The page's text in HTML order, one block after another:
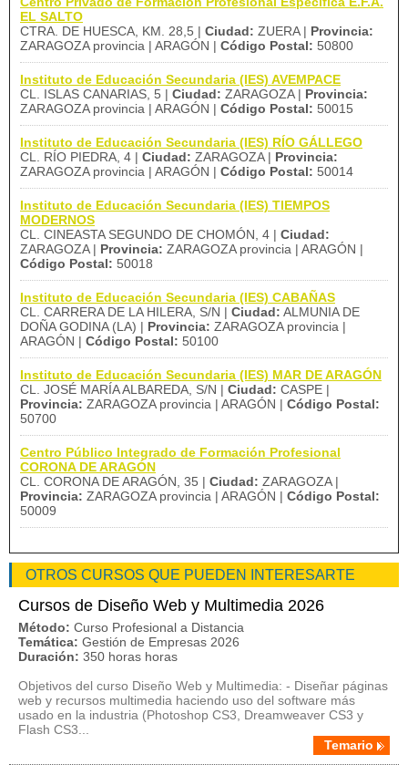
EL SALTO
CTRA. DE HUESCA, KM. 28,5 | Ciudad: ZUERA | Provincia:
ZARAGOZA provincia | ARAGÓN | Código Postal: 50800
Instituto de Educación Secundaria (IES) AVEMPACE
CL. ISLAS CANARIAS, 5 | Ciudad: ZARAGOZA | Provincia:
ZARAGOZA provincia | ARAGÓN | Código Postal: 50015
Instituto de Educación Secundaria (IES) RÍO GÁLLEGO
CL. RÍO PIEDRA, 4 | Ciudad: ZARAGOZA | Provincia:
ZARAGOZA provincia | ARAGÓN | Código Postal: 50014
Instituto de Educación Secundaria (IES) TIEMPOS
MODERNOS
CL. CINEASTA SEGUNDO DE CHOMÓN, 4 | Ciudad:
ZARAGOZA | Provincia: ZARAGOZA provincia | ARAGÓN |
Código Postal: 50018
Instituto de Educación Secundaria (IES) CABAÑAS
CL. CARRERA DE LA HILERA, S/N | Ciudad: ALMUNIA DE
DOÑA GODINA (LA) | Provincia: ZARAGOZA provincia |
ARAGÓN | Código Postal: 50100
Instituto de Educación Secundaria (IES) MAR DE ARAGÓN
CL. JOSÉ MARÍA ALBAREDA, S/N | Ciudad: CASPE |
Provincia: ZARAGOZA provincia | ARAGÓN | Código Postal:
50700
Centro Público Integrado de Formación Profesional
CORONA DE ARAGÓN
CL. CORONA DE ARAGÓN, 35 | Ciudad: ZARAGOZA |
Provincia: ZARAGOZA provincia | ARAGÓN | Código Postal:
50009
OTROS CURSOS QUE PUEDEN INTERESARTE
Cursos de Diseño Web y Multimedia 2026
Método: Curso Profesional a Distancia
Temática: Gestión de Empresas 2026
Duración: 350 horas horas
Objetivos del curso Diseño Web y Multimedia: - Diseñar páginas
web y recursos multimedia haciendo uso del software más
usado en la industria (Photoshop CS3, Dreamweaver CS3 y
Flash CS3...
Temario